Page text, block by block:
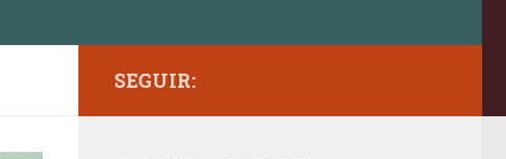
SEGUIR: